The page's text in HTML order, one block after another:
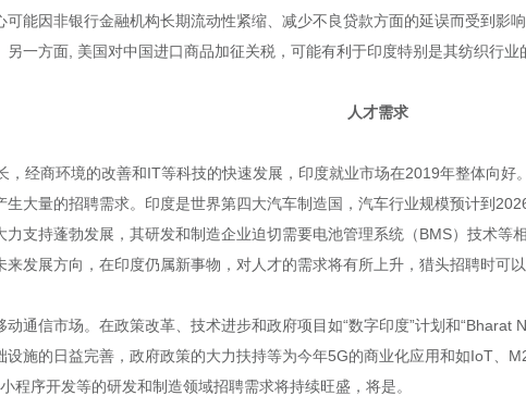
可能因非银行金融机构长期流动性紧缩、减少不良贷款方面的延误而受到影
另一方面, 美国对中国进口商品加征关税，可能有利于印度特别是其纺织行业
人才需求
，经商环境的改善和IT等科技的快速发展，印度就业市场在2019年整体向
生大量的招聘需求。印度是世界第四大汽车制造国，汽车行业规模预计到
力支持蓬勃发展，其研发和制造企业迫切需要电池管理系统（BMS）技术等
发展方向，在印度仍属新事物，对人才的需求将有所上升，猎头招聘时可
动通信市场。在政策改革、技术进步和政府项目如“数字印度”计划和“Bharat
设施的日益完善，政府政策的大力扶持等为今年5G的商业化应用和如IoT、
程序开发等的研发和制造领域招聘需求将持续旺盛，将是。